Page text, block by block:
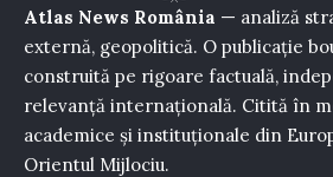
Atlas News România — analiză
externă, geopolitică. O publicație
construită pe rigoare factuală,
relevanță internațională. Citită în
academice și instituționale din
Orientul Mijlociu.